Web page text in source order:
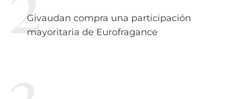
Givaudan compra una participación
mayoritaria de Eurofragance